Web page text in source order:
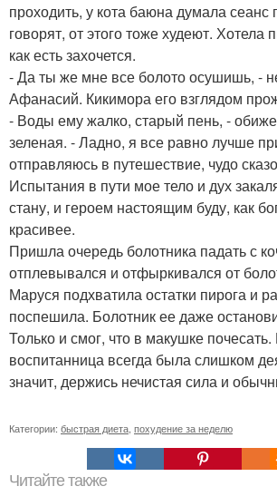
проходить, у кота баюна думала сеанс
говорят, от этого тоже худеют. Хотела
как есть захочется.
- Да ты же мне все болото осушишь, -
Афанасий. Кикимора его взглядом
- Воды ему жалко, старый пень, -
зеленая. - Ладно, я все равно лучше
отправляюсь в путешествие, чудо
Испытания в пути мое тело и дух
стану, и героем настоящим буду, как
красивее.
Пришла очередь болотника падать с
отплевывался и отфыркивался от
Маруся подхватила остатки пирога и
поспешила. Болотник ее даже
Только и смог, что в макушке
воспитанница всегда была слишком
значит, держись нечистая сила и
Категории: быстрая диета похудение за неделю
Читайте также